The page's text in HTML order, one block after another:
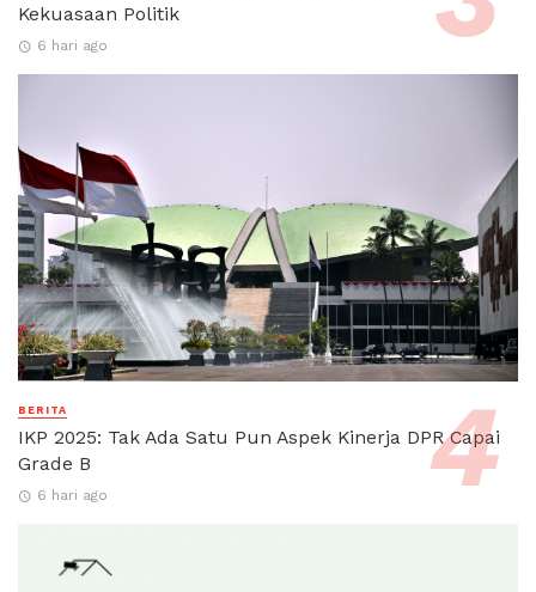
Kekuasaan Politik
6 hari ago
BERITA
IKP 2025: Tak Ada Satu Pun Aspek Kinerja DPR Capai
Grade B
6 hari ago